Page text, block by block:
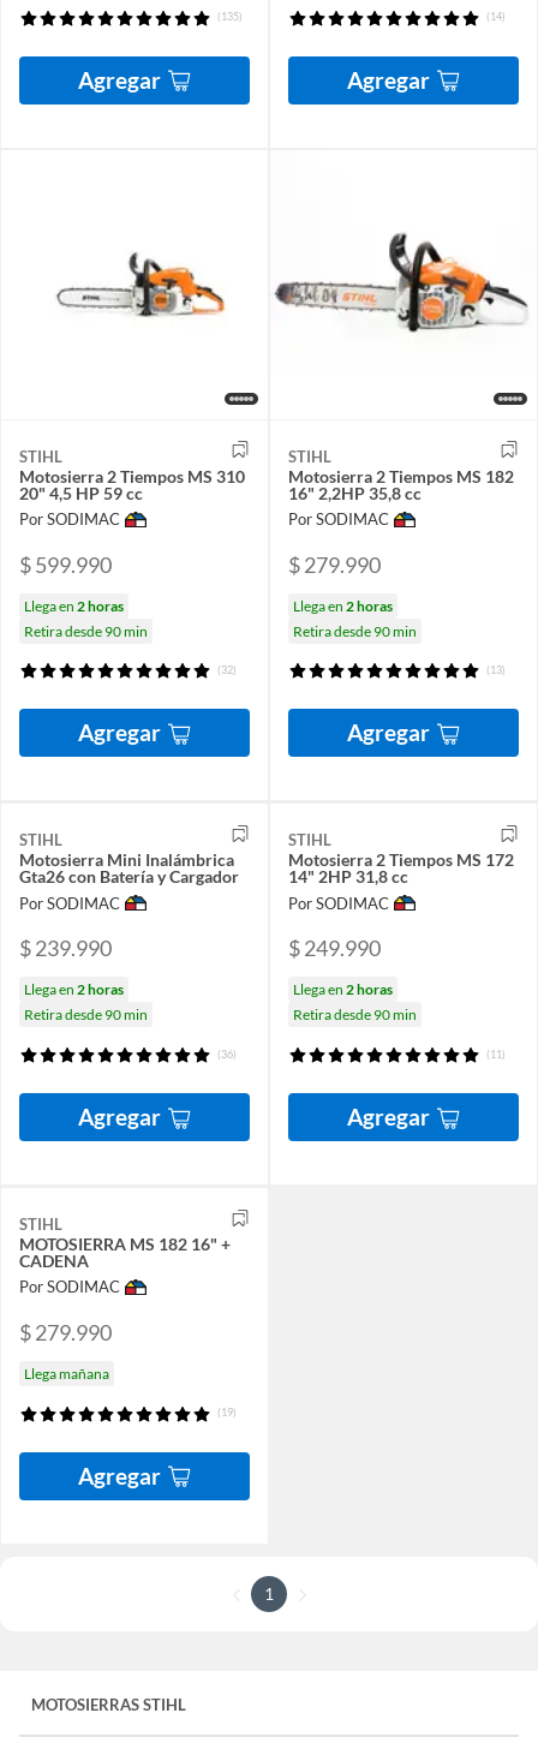
(135)
Agregar
(14)
Agregar
STIHL
Motosierra 2 Tiempos MS 310
20" 4,5 HP 59 cc
Por SODIMAC
$ 599.990
Llega en 2 horas
Retira desde 90 min
(32)
Agregar
STIHL
Motosierra 2 Tiempos MS 182
16" 2,2HP 35,8 cc
Por SODIMAC
$ 279.990
Llega en 2 horas
Retira desde 90 min
(13)
Agregar
STIHL
Motosierra Mini Inalámbrica
Gta26 con Batería y Cargador
Por SODIMAC
$ 239.990
Llega en 2 horas
Retira desde 90 min
(36)
Agregar
STIHL
Motosierra 2 Tiempos MS 172
14" 2HP 31,8 cc
Por SODIMAC
$ 249.990
Llega en 2 horas
Retira desde 90 min
(11)
Agregar
STIHL
MOTOSIERRA MS 182 16" +
CADENA
Por SODIMAC
$ 279.990
Llega mañana
(19)
Agregar
1
MOTOSIERRAS STIHL